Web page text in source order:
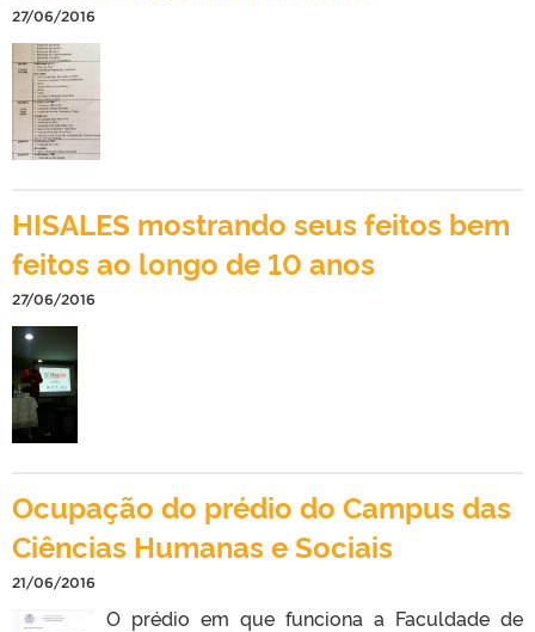
27/06/2016
HISALES mostrando seus feitos bem
feitos ao longo de 10 anos
27/06/2016
Ocupação do prédio do Campus das
Ciências Humanas e Sociais
21/06/2016
O prédio em que funciona a Faculdade de